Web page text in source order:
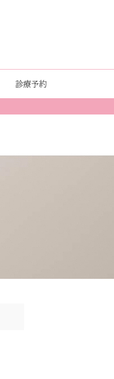
診療予約